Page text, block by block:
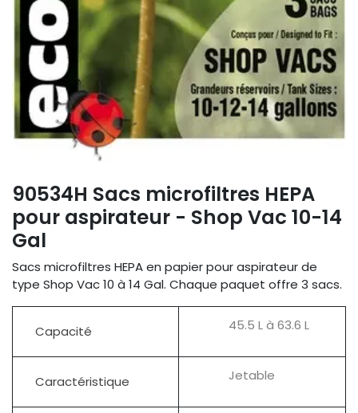
90534H Sacs microfiltres HEPA
pour aspirateur - Shop Vac 10-14
Gal
Sacs microfiltres HEPA en papier pour aspirateur de
type Shop Vac 10 à 14 Gal. Chaque paquet offre 3 sacs.
Capacité 45.5 L à 63.6 L
Caractéristique Jetable